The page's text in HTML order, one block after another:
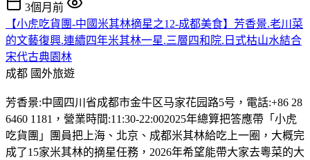
3個月前
【小虎吃貨團-中國米其林摘星之12-成都美食】芳香景.老川菜
的文藝復興.連續四年米其林一星.三層四和院.日式枯山水結合
宋代古典園林
成都 國外旅遊
芳香景:中國四川省成都市金牛区马家花园路5号，電話:+86 28
6460 1181，營業時間:11:30-22:002025年總算把答應帶「小虎
吃貨團」團員把上海、北京、成都米其林給吃上一圈，大概完
成了15家米其林的摘星任務，2026年希望能帶大家去粵菜的大